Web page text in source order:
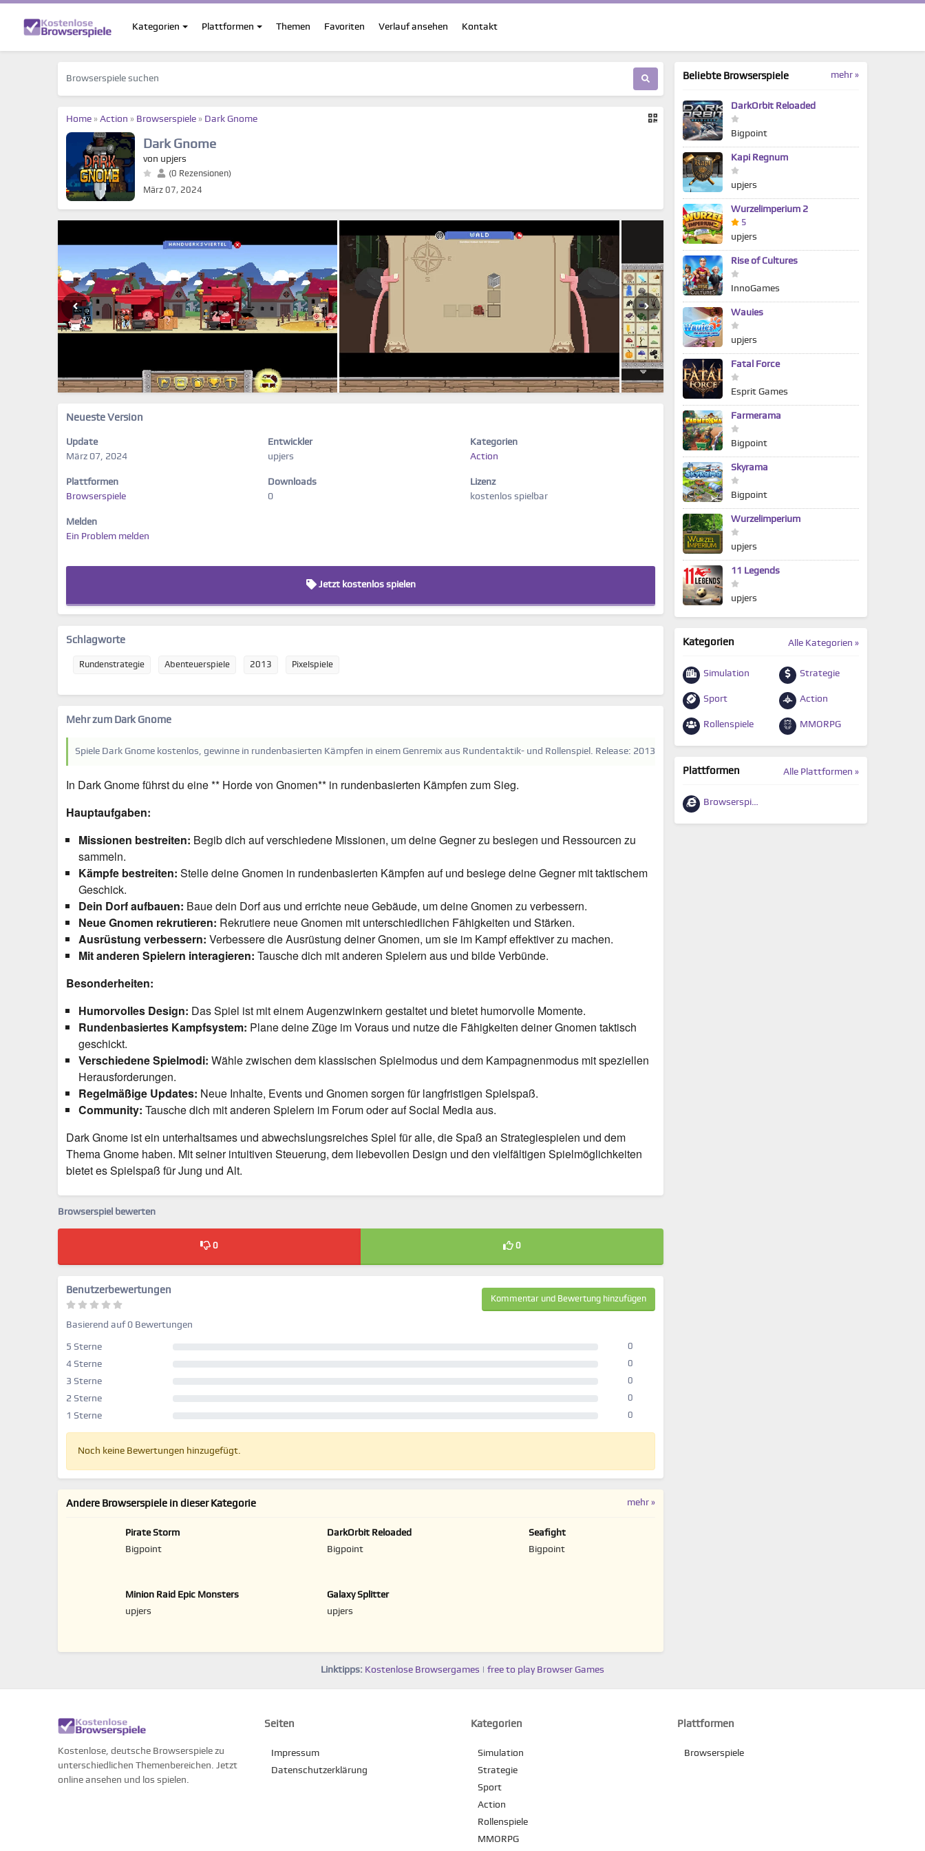
Kategorien Plattformen Themen Favoriten Verlauf ansehen Kontakt
Home » Action » Browserspiele » Dark Gnome
Dark Gnome
von upjers
(0 Rezensionen)
März 07, 2024
Neueste Version
Update
März 07, 2024
Entwickler
upjers
Kategorien
Action
Plattformen
Browserspiele
Downloads
0
Lizenz
kostenlos spielbar
Melden
Ein Problem melden
Jetzt kostenlos spielen
Schlagworte
Rundenstrategie Abenteuerspiele 2013 Pixelspiele
Mehr zum Dark Gnome
Spiele Dark Gnome kostenlos, gewinne in rundenbasierten Kämpfen in einem Genremix aus Rundentaktik- und Rollenspiel. Release: 2013
In Dark Gnome führst du eine ** Horde von Gnomen** in rundenbasierten Kämpfen zum Sieg.
Hauptaufgaben:
Missionen bestreiten: Begib dich auf verschiedene Missionen, um deine Gegner zu besiegen und Ressourcen zu
sammeln.
Kämpfe bestreiten: Stelle deine Gnomen in rundenbasierten Kämpfen auf und besiege deine Gegner mit taktischem
Geschick.
Dein Dorf aufbauen: Baue dein Dorf aus und errichte neue Gebäude, um deine Gnomen zu verbessern.
Neue Gnomen rekrutieren: Rekrutiere neue Gnomen mit unterschiedlichen Fähigkeiten und Stärken.
Ausrüstung verbessern: Verbessere die Ausrüstung deiner Gnomen, um sie im Kampf effektiver zu machen.
Mit anderen Spielern interagieren: Tausche dich mit anderen Spielern aus und bilde Verbünde.
Besonderheiten:
Humorvolles Design: Das Spiel ist mit einem Augenzwinkern gestaltet und bietet humorvolle Momente.
Rundenbasiertes Kampfsystem: Plane deine Züge im Voraus und nutze die Fähigkeiten deiner Gnomen taktisch
geschickt.
Verschiedene Spielmodi: Wähle zwischen dem klassischen Spielmodus und dem Kampagnenmodus mit speziellen
Herausforderungen.
Regelmäßige Updates: Neue Inhalte, Events und Gnomen sorgen für langfristigen Spielspaß.
Community: Tausche dich mit anderen Spielern im Forum oder auf Social Media aus.
Dark Gnome ist ein unterhaltsames und abwechslungsreiches Spiel für alle, die Spaß an Strategiespielen und dem
Thema Gnome haben. Mit seiner intuitiven Steuerung, dem liebevollen Design und den vielfältigen Spielmöglichkeiten
bietet es Spielspaß für Jung und Alt.
Browserspiel bewerten
0 0
Kommentar und Bewertung hinzufügen
Benutzerbewertungen
Basierend auf 0 Bewertungen
5 Sterne 0
4 Sterne 0
3 Sterne 0
2 Sterne 0
1 Sterne 0
Noch keine Bewertungen hinzugefügt.
mehr »
Andere Browserspiele in dieser Kategorie
Pirate Storm
Bigpoint
DarkOrbit Reloaded
Bigpoint
Seafight
Bigpoint
Minion Raid Epic Monsters
upjers
Galaxy Splitter
upjers
mehr »
Beliebte Browserspiele
DarkOrbit Reloaded
Bigpoint
Kapi Regnum
upjers
Wurzelimperium 2
5
upjers
Rise of Cultures
InnoGames
Wauies
upjers
Fatal Force
Esprit Games
Farmerama
Bigpoint
Skyrama
Bigpoint
Wurzelimperium
upjers
11 Legends
upjers
Alle Kategorien »
Kategorien
Simulation Strategie
Sport Action
Rollenspiele MMORPG
Alle Plattformen »
Plattformen
Browserspiele
Linktipps: Kostenlose Browsergames | free to play Browser Games
Kostenlose, deutsche Browserspiele zu
unterschiedlichen Themenbereichen. Jetzt
online ansehen und los spielen.
Seiten
Impressum
Datenschutzerklärung
Kategorien
Simulation
Strategie
Sport
Action
Rollenspiele
MMORPG
Plattformen
Browserspiele